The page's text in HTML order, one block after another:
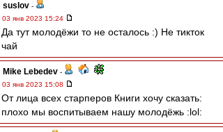
suslov -
03 янв 2023 15:24
Да тут молодёжи то не осталось :) Не тикток
чай
Mike Lebedev -
03 янв 2023 15:08
От лица всех старперов Книги хочу сказать:
плохо мы воспитываем нашу молодёжь :lol: